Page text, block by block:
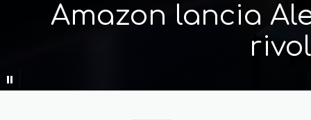
Amazon lancia